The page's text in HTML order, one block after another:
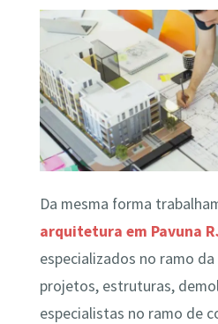
Da mesma forma
arquitetura em Pavuna
especializados no ramo
projetos, estruturas,
especialistas no ramo de